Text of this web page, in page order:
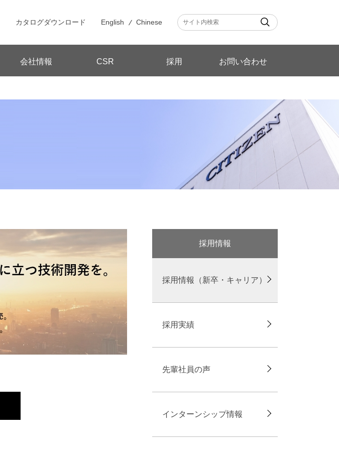
カタログダウンロード English Chinese
会社情報 CSR 採用 お問い合わせ
採用情報
採用情報（新卒・キャリア）
採用実績
先輩社員の声
インターンシップ情報